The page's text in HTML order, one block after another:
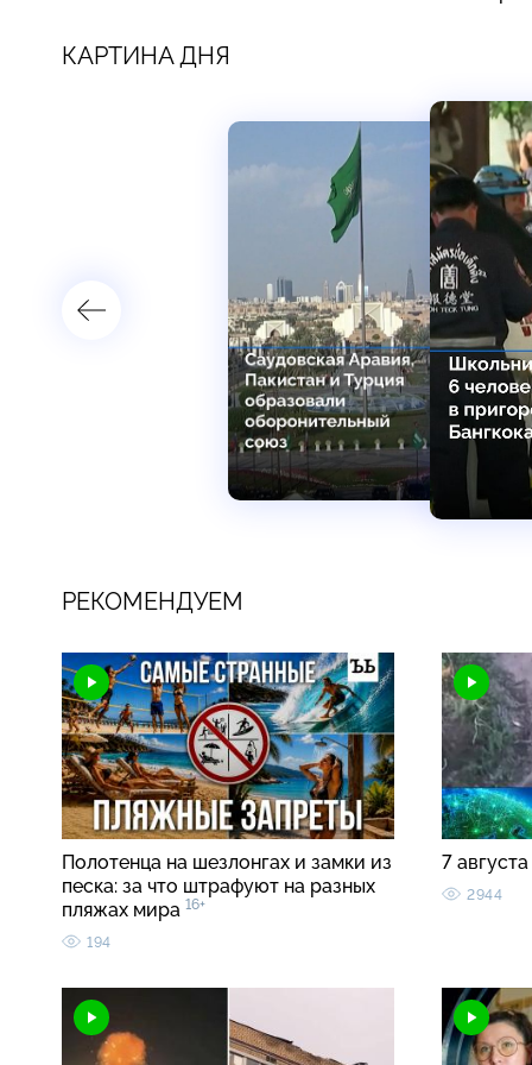
КАРТИНА ДНЯ
РЕКОМЕНДУЕМ
Полотенца на шезлонгах и замки из
песка: за что штрафуют на разных
пляжах мира 16+
194
7
2944